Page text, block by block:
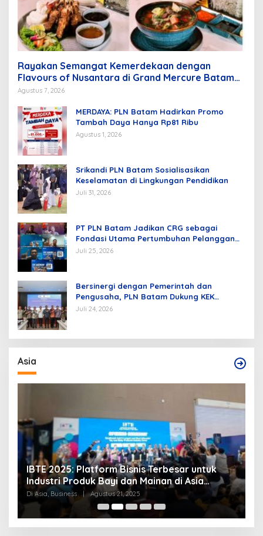
Rayakan Semangat Kemerdekaan dengan
Flavours of Nusantara di Grand Mercure Batam
Centre
Agustus 7, 2026
MERDAYA: PLN Batam Hadirkan Promo
Tambah Daya Hanya Rp81 Ribu
Agustus 1, 2026
Srikandi PLN Batam Sosialisasikan
Keselamatan di Lingkungan Pendidikan
Juli 31, 2026
PT PLN Batam Jadikan CRG sebagai
Fondasi Utama Pertumbuhan Pelanggan
dan Pembangunan Infrastruktur
Juli 25, 2026
Bersinergi dengan Pemerintah dan
Pengusaha, PLN Batam Dukung KEK
Tanjung Sauh sebagai Hub Energi Baru
Juli 24, 2026
Asia
Terbesar untuk
Mainan di Asia
PM Kamboja dan Pejabat PM
Sepakat Damai di Istana
Di Asia Juli 28, 2025